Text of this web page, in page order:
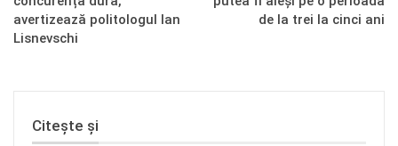
avertizează politologul Ian
Lisnevschi
de la trei la cinci ani
Citește și